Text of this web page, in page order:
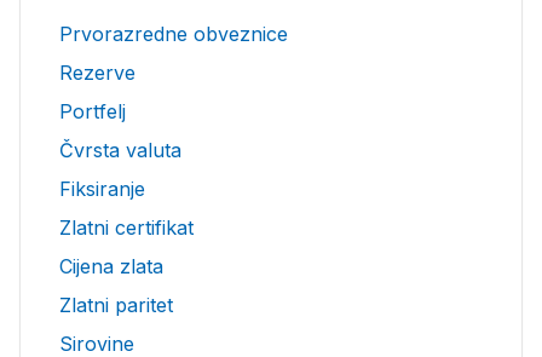
Prvorazredne obveznice
Rezerve
Portfelj
Čvrsta valuta
Fiksiranje
Zlatni certifikat
Cijena zlata
Zlatni paritet
Sirovine